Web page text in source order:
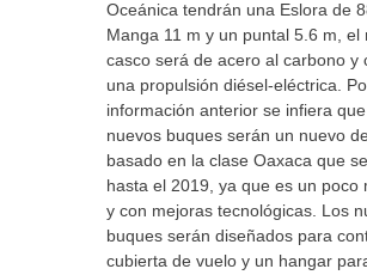
Oceánica tendrán una Eslora de
Manga 11 m y un puntal 5.6 m, el
casco será de acero al carbono y
una propulsión diésel-eléctrica.
información anterior se infiera
nuevos buques serán un nuevo
basado en la clase Oaxaca que
hasta el 2019, ya que es un poco
y con mejoras tecnológicas. Los
buques serán diseñados para
cubierta de vuelo y un hangar